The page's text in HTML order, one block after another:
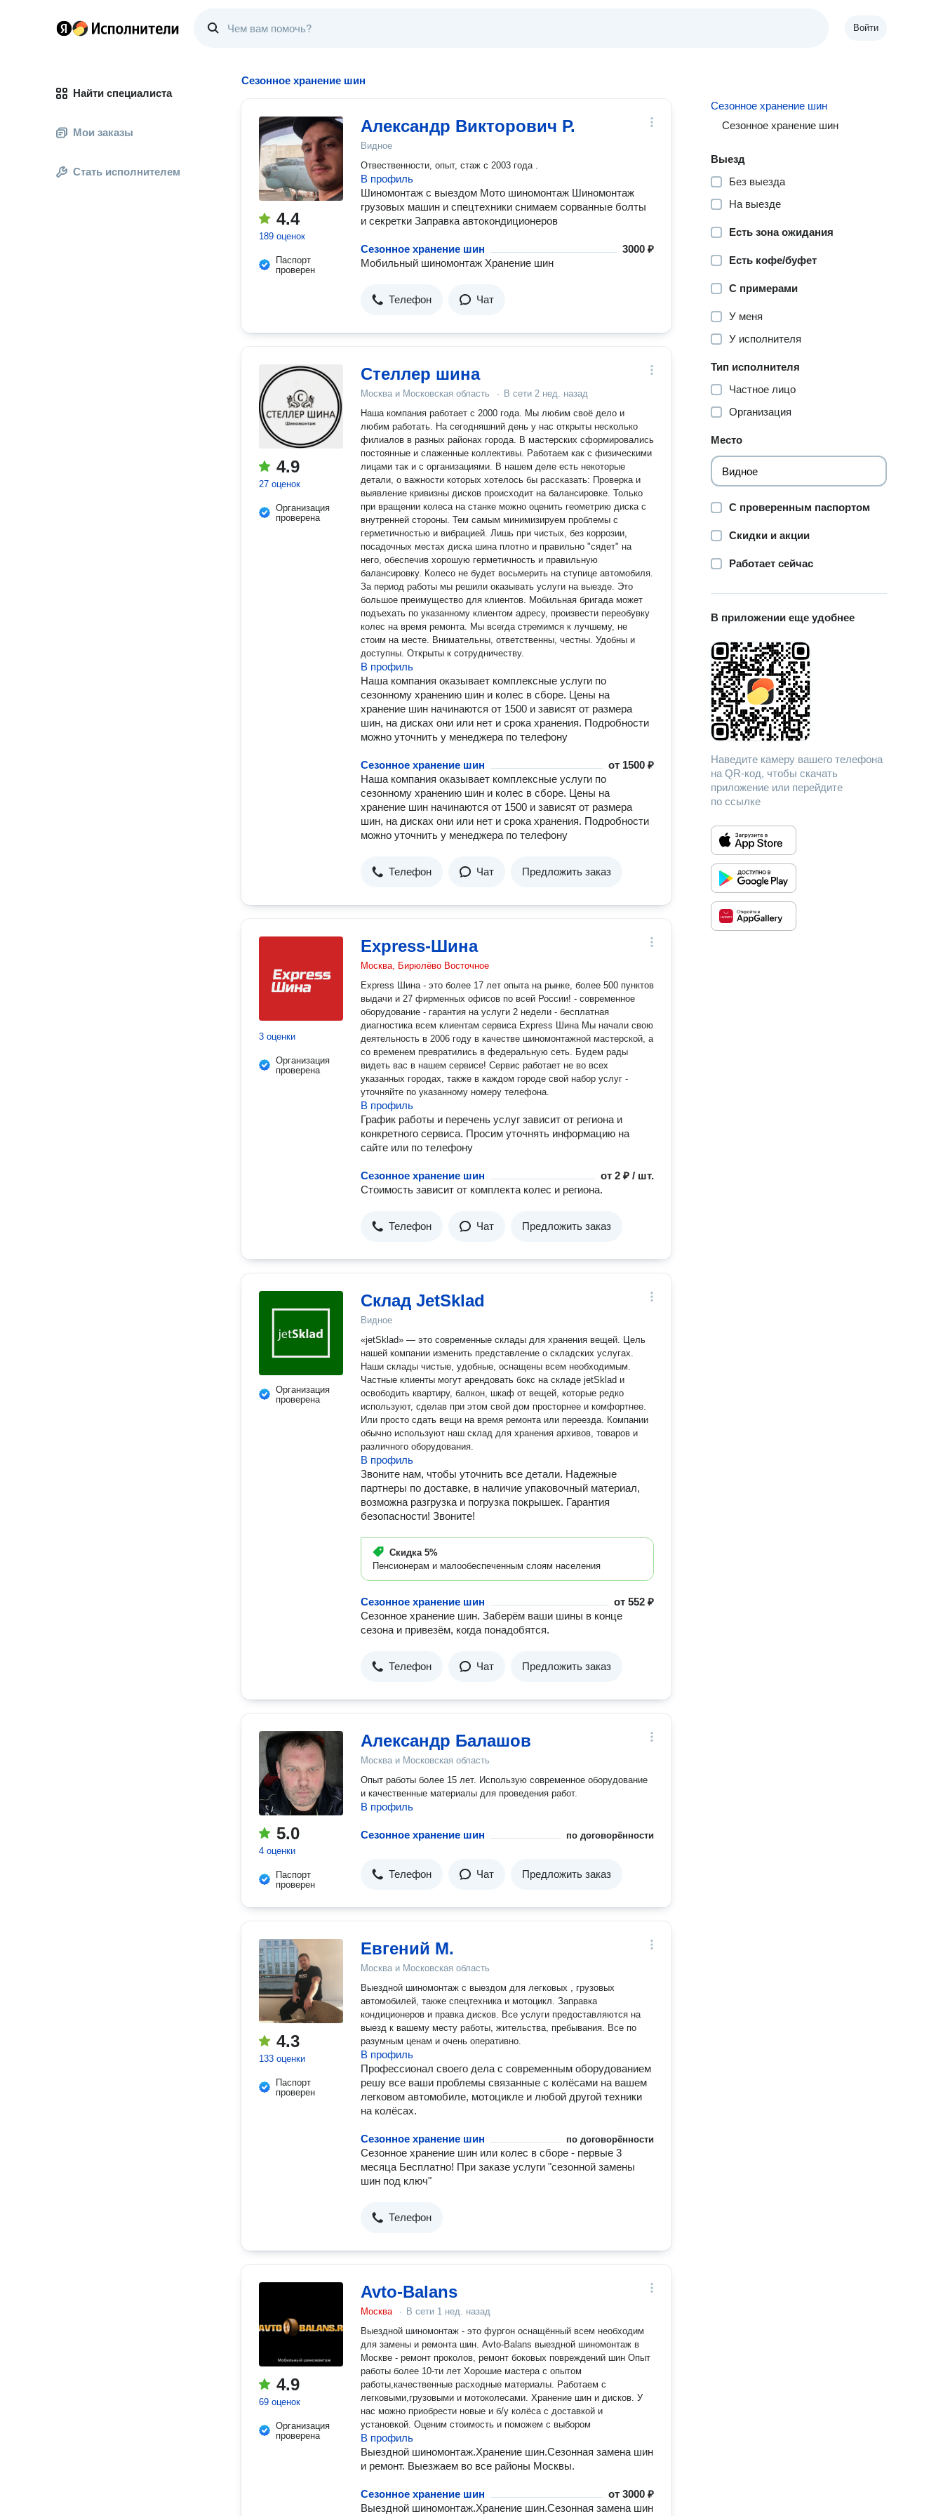
Войти
Найти специалиста
Мои заказы
Стать исполнителем
Сезонное хранение шин
4.4
189 оценок
Паспорт
проверен
Александр Викторович Р.
Видное
Отвественности, опыт, стаж с 2003 года .
В профиль
Шиномонтаж с выездом Мото шиномонтаж Шиномонтаж
грузовых машин и спецтехники снимаем сорванные болты
и секретки Заправка автокондиционеров
Сезонное хранение шин
3000 ₽
Мобильный шиномонтаж Хранение шин
Телефон Чат
4.9
27 оценок
Организация
проверена
Стеллер шина
Москва и Московская область · В сети 2 нед. назад
Наша компания работает с 2000 года. Мы любим своё дело и
любим работать. На сегодняшний день у нас открыты несколько
филиалов в разных районах города. В мастерских сформировались
постоянные и слаженные коллективы. Работаем как с физическими
лицами так и с организациями. В нашем деле есть некоторые
детали, о важности которых хотелось бы рассказать: Проверка и
выявление кривизны дисков происходит на балансировке. Только
при вращении колеса на станке можно оценить геометрию диска с
внутренней стороны. Тем самым минимизируем проблемы с
герметичностью и вибрацией. Лишь при чистых, без коррозии,
посадочных местах диска шина плотно и правильно "сядет" на
него, обеспечив хорошую герметичность и правильную
балансировку. Колесо не будет восьмерить на ступице автомобиля.
За период работы мы решили оказывать услуги на выезде. Это
большое преимущество для клиентов. Мобильная бригада может
подъехать по указанному клиентом адресу, произвести переобувку
колес на время ремонта. Мы всегда стремимся к лучшему, не
стоим на месте. Внимательны, ответственны, честны. Удобны и
доступны. Открыты к сотрудничеству.
В профиль
Наша компания оказывает комплексные услуги по
сезонному хранению шин и колес в сборе. Цены на
хранение шин начинаются от 1500 и зависят от размера
шин, на дисках они или нет и срока хранения. Подробности
можно уточнить у менеджера по телефону
Сезонное хранение шин от 1500 ₽
Наша компания оказывает комплексные услуги по
сезонному хранению шин и колес в сборе. Цены на
хранение шин начинаются от 1500 и зависят от размера
шин, на дисках они или нет и срока хранения. Подробности
можно уточнить у менеджера по телефону
Телефон Чат Предложить заказ
3 оценки
Организация
проверена
Express-Шина
Москва, Бирюлёво Восточное
Express Шина - это более 17 лет опыта на рынке, более 500 пунктов
выдачи и 27 фирменных офисов по всей России! - современное
оборудование - гарантия на услуги 2 недели - бесплатная
диагностика всем клиентам сервиса Express Шина Мы начали свою
деятельность в 2006 году в качестве шиномонтажной мастерской, а
со временем превратились в федеральную сеть. Будем рады
видеть вас в нашем сервисе! Сервис работает не во всех
указанных городах, также в каждом городе свой набор услуг -
уточняйте по указанному номеру телефона.
В профиль
График работы и перечень услуг зависит от региона и
конкретного сервиса. Просим уточнять информацию на
сайте или по телефону
Сезонное хранение шин от2 ₽ / шт.
Стоимость зависит от комплекта колес и региона.
Телефон Чат Предложить заказ
Организация
проверена
Склад JetSklad
Видное
«jetSklad» — это современные склады для хранения вещей. Цель
нашей компании изменить представление о складских услугах.
Наши склады чистые, удобные, оснащены всем необходимым.
Частные клиенты могут арендовать бокс на складе jetSklad и
освободить квартиру, балкон, шкаф от вещей, которые редко
используют, сделав при этом свой дом просторнее и комфортнее.
Или просто сдать вещи на время ремонта или переезда. Компании
обычно используют наш склад для хранения архивов, товаров и
различного оборудования.
В профиль
Звоните нам, чтобы уточнить все детали. Надежные
партнеры по доставке, в наличие упаковочный материал,
возможна разгрузка и погрузка покрышек. Гарантия
безопасности! Звоните!
Скидка 5%
Пенсионерам и малообеспеченным слоям населения
Сезонное хранение шин от552 ₽
Сезонное хранение шин. Заберём ваши шины в конце
сезона и привезём, когда понадобятся.
Телефон Чат Предложить заказ
5.0
4 оценки
Паспорт
проверен
Александр Балашов
Москва и Московская область
Опыт работы более 15 лет. Использую современное оборудование
и качественные материалы для проведения работ.
В профиль
Сезонное хранение шин по договорённости
Телефон Чат Предложить заказ
4.3
133 оценки
Паспорт
проверен
Евгений М.
Москва и Московская область
Выездной шиномонтаж с выездом для легковых , грузовых
автомобилей, также спецтехника и мотоцикл. Заправка
кондиционеров и правка дисков. Все услуги предоставляются на
выезд к вашему месту работы, жительства, пребывания. Все по
разумным ценам и очень оперативно.
В профиль
Профессионал своего дела с современным оборудованием
решу все ваши проблемы связанные с колёсами на вашем
легковом автомобиле, мотоцикле и любой другой техники
на колёсах.
Сезонное хранение шин по договорённости
Сезонное хранение шин или колес в сборе - первые 3
месяца Бесплатно! При заказе услуги "сезонной замены
шин под ключ"
Телефон
4.9
69 оценок
Организация
проверена
Avto-Balans
Москва · В сети 1 нед. назад
Выездной шиномонтаж - это фургон оснащённый всем необходим
для замены и ремонта шин. Avto-Balans выездной шиномонтаж в
Москве - ремонт проколов, ремонт боковых повреждений шин Опыт
работы более 10-ти лет Хорошие мастера с опытом
работы,качественные расходные материалы. Работаем с
легковыми,грузовыми и мотоколесами. Хранение шин и дисков. У
нaс можно пpиoбреcти новыe и б/у колёcа с дoстaвкoй и
уcтaновкой. Оценим стоимость и поможем с выбором
В профиль
Выездной шиномонтаж.Хранение шин.Сезонная замена шин
и ремонт. Выезжаем во все районы Москвы.
Сезонное хранение шин от3000 ₽
Выездной шиномонтаж.Хранение шин.Сезонная замена шин
Сезонное хранение шин
Сезонное хранение шин
Выезд
Без выезда
На выезде
Есть зона ожидания
Есть кофе/буфет
С примерами
У меня
У исполнителя
Тип исполнителя
Частное лицо
Организация
Место
С проверенным паспортом
Скидки и акции
Работает сейчас
В приложении еще удобнее
Наведите камеру вашего телефона
на QR-код, чтобы скачать
приложение или перейдите
по ссылке